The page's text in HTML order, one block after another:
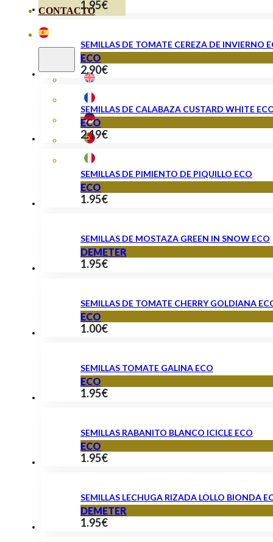
CONTACTO
1.95€
SEMILLAS DE TOMATE CEREZA DE INVIERNO
2.90€
ECO
SEMILLAS DE CALABAZA CUSTARD WHITE
2.19€
ECO
SEMILLAS DE PIMIENTO DE PIQUILLO ECO
1.95€
ECO
SEMILLAS DE MOSTAZA GREEN IN SNOW ECO
1.95€
DEMETER
SEMILLAS DE TOMATE CHERRY GOLDIANA
1.00€
ECO
SEMILLAS TOMATE GALINA ECO
1.95€
ECO
SEMILLAS RABANITO BLANCO ICICLE ECO
1.95€
ECO
SEMILLAS LECHUGA RIZADA LOLLO BIONDA
1.95€
DEMETER